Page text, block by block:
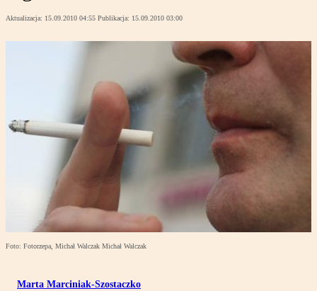
Aktualizacja: 15.09.2010 04:55 Publikacja: 15.09.2010 03:00
Foto: Fotorzepa, Michał Walczak Michał Walczak
Marta Marciniak-Szostaczko